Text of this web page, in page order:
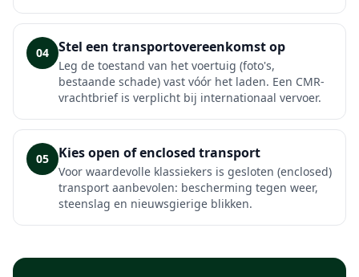
04 Stel een transportovereenkomst op
Leg de toestand van het voertuig (foto's,
bestaande schade) vast vóór het laden. Een CMR-
vrachtbrief is verplicht bij internationaal vervoer.
05 Kies open of enclosed transport
Voor waardevolle klassiekers is gesloten (enclosed)
transport aanbevolen: bescherming tegen weer,
steenslag en nieuwsgierige blikken.